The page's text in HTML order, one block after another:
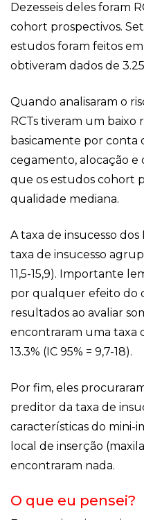
Dezesseis deles foram
cohort prospectivos.
estudos foram feitos
obtiveram dados de
Quando analisaram o
RCTs tiveram um baixo
basicamente por conta
cegamento, alocação e
que os estudos cohort
qualidade mediana.
A taxa de insucesso dos
taxa de insucesso
11,5-15,9). Importante
por qualquer efeito do
resultados ao avaliar
encontraram uma taxa
13.3% (IC 95% = 9,7-18).
Por fim, eles
preditor da taxa de
características do mini-
local de inserção
encontraram nada.
O que eu pensei?